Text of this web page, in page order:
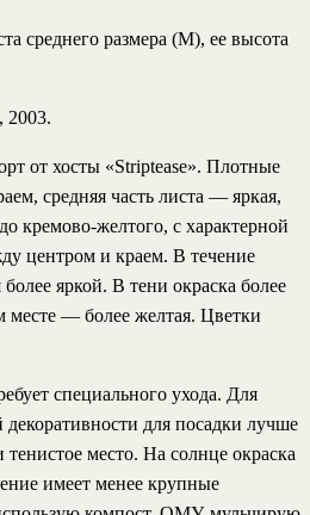
среднего размера (M), ее высота
2003.
от хосты «Striptease». Плотные
средняя часть листа — яркая,
кремово-желтого, с характерной
центром и краем. В течение
более яркой. В тени окраска более
месте — более желтая. Цветки
специального ухода. Для
для посадки лучше
место. На солнце окраска
имеет менее крупные